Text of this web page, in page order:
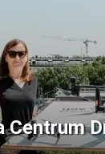
Centrum